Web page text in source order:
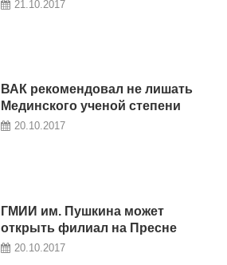
21.10.2017
ВАК рекомендовал не лишать
Мединского ученой степени
20.10.2017
ГМИИ им. Пушкина может
открыть филиал на Пресне
20.10.2017